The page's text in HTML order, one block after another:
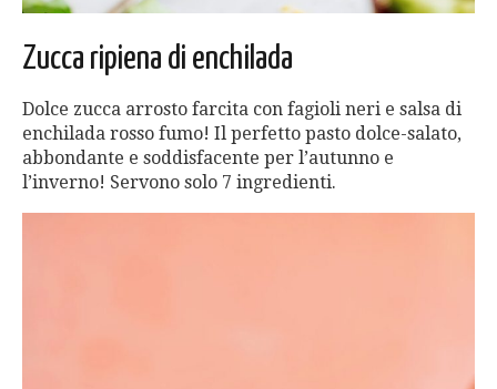
Zucca ripiena di enchilada
Dolce zucca arrosto farcita con fagioli neri e salsa di
enchilada rosso fumo! Il perfetto pasto dolce-salato,
abbondante e soddisfacente per l’autunno e
l’inverno! Servono solo 7 ingredienti.